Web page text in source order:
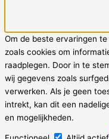
Om de beste ervaringen
zoals cookies om
raadplegen. Door in te
wij gegevens zoals
verwerken. Als je geen
intrekt, kan dit een
en mogelijkheden.